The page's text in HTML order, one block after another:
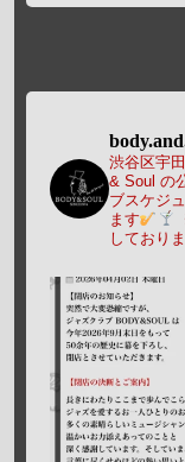
渋谷区宇
& Soul の
ブスケジ
ます
しており